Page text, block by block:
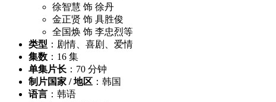
徐智慧 饰 徐丹
金正贤 饰 具胜俊
全国焕 饰 李忠烈等
类型 ：剧情、喜剧、爱情
集数 ：16 集
单集片长 ：70 分钟
制片国家 / 地区 ：韩国
语言 ：韩语